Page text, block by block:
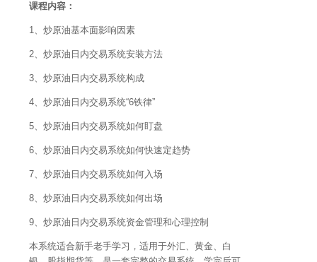
课程内容：
1、炒原油基本面影响因素
2、炒原油日内交易系统安装方法
3、炒原油日内交易系统构成
4、炒原油日内交易系统“6铁律”
5、炒原油日内交易系统如何盯盘
6、炒原油日内交易系统如何快速定趋势
7、炒原油日内交易系统如何入场
8、炒原油日内交易系统如何出场
9、炒原油日内交易系统资金管理和心理控制
本系统适合新手老手学习，适用于外汇、黄金、白